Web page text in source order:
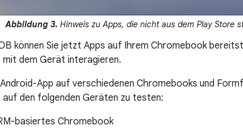
Abbildung 3. Hinweis zu Apps, die nicht aus dem Play Store
können Sie jetzt Apps auf Ihrem Chromebook
mit dem Gerät interagieren.
App auf verschiedenen Chromebooks und
auf den folgenden Geräten zu testen:
basiertes Chromebook